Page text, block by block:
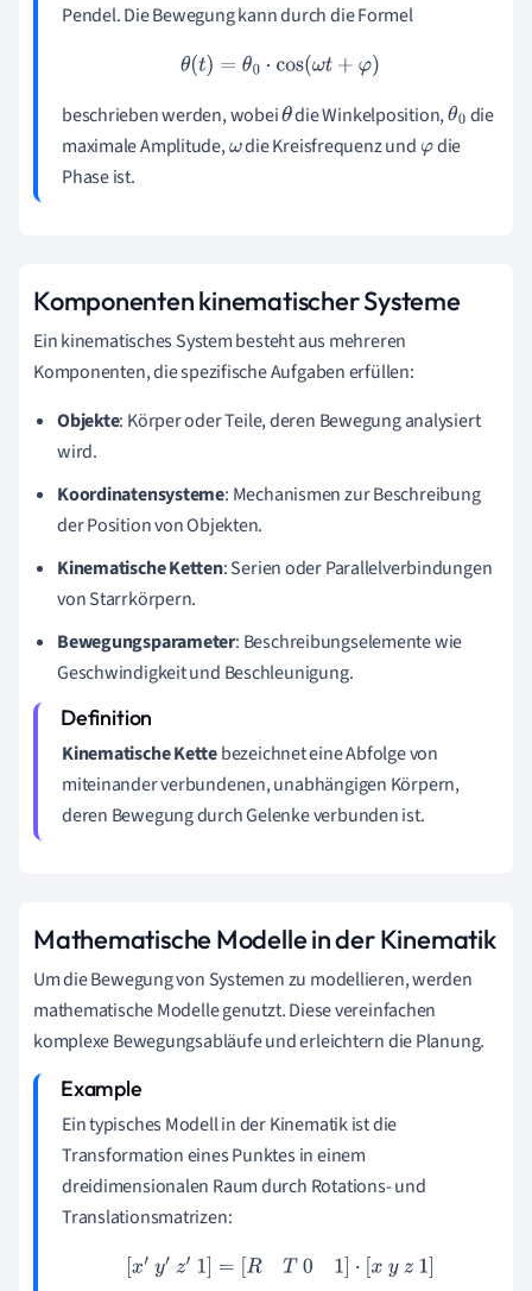
Pendel. Die Bewegung kann durch die Formel
θ (t) =θ0 ⋅ cos(ωt+φ)
beschrieben werden, wobeiθdie Winkelposition,θ0die
maximale Amplitude,ωdie Kreisfrequenz undφdie
Phase ist.
Komponenten kinematischer Systeme
Ein kinematisches System besteht aus mehreren
Komponenten, die spezifische Aufgaben erfüllen:
Objekte: Körper oder Teile, deren Bewegung analysiert
wird.
Koordinatensysteme: Mechanismen zur Beschreibung
der Position von Objekten.
Kinematische Ketten: Serien oder Parallelverbindungen
von Starrkörpern.
Bewegungsparameter: Beschreibungselemente wie
Geschwindigkeit und Beschleunigung.
Kinematische Kettebezeichnet eine Abfolge von
miteinander verbundenen, unabhängigen Körpern,
deren Bewegung durch Gelenke verbunden ist.
Mathematische Modelle in der Kinematik
Um die Bewegung von Systemen zu modellieren, werden
mathematische Modelle genutzt. Diese vereinfachen
komplexe Bewegungsabläufe und erleichtern die Planung.
Ein typisches Modell in der Kinematik ist die
Transformation eines Punktes in einem
dreidimensionalen Raum durch Rotations- und
Translationsmatrizen:
[ x′ z′ ]=[ T01] xy z ]